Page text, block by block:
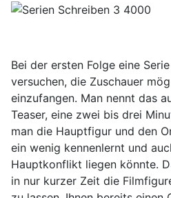
Bei der ersten Folge eine
versuchen, die Zuschauer
einzufangen. Man nennt das
Teaser, eine zwei bis drei
man die Hauptfigur und den
ein wenig kennenlernt und
Hauptkonflikt liegen könnte.
in nur kurzer Zeit die